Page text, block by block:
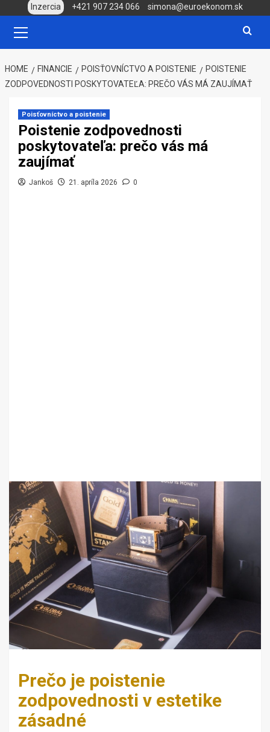
content
Inzercia +421 907 234 066
simona@euroekonom.sk
Menu
HOME FINANCIE POISŤOVNÍCTVO A POISTENIE
POISTENIE
ZODPOVEDNOSTI POSKYTOVATEĽA: PREČO VÁS MÁ ZAUJÍMAŤ
Poisťovníctvo a poistenie
Poistenie zodpovednosti
poskytovateľa: prečo vás má
zaujímať
Jankoš 21. apríla 2026 0
Prečo je poistenie
zodpovednosti v estetike
zásadné